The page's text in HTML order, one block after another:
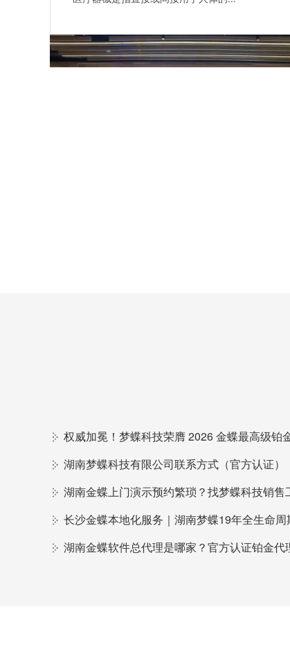
湖南梦蝶科技有限公司联系方式（官方认证）